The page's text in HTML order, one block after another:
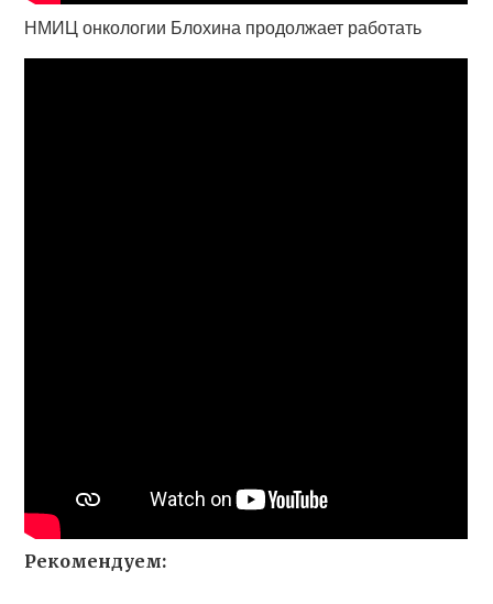
НМИЦ онкологии Блохина продолжает работать
Рекомендуем: